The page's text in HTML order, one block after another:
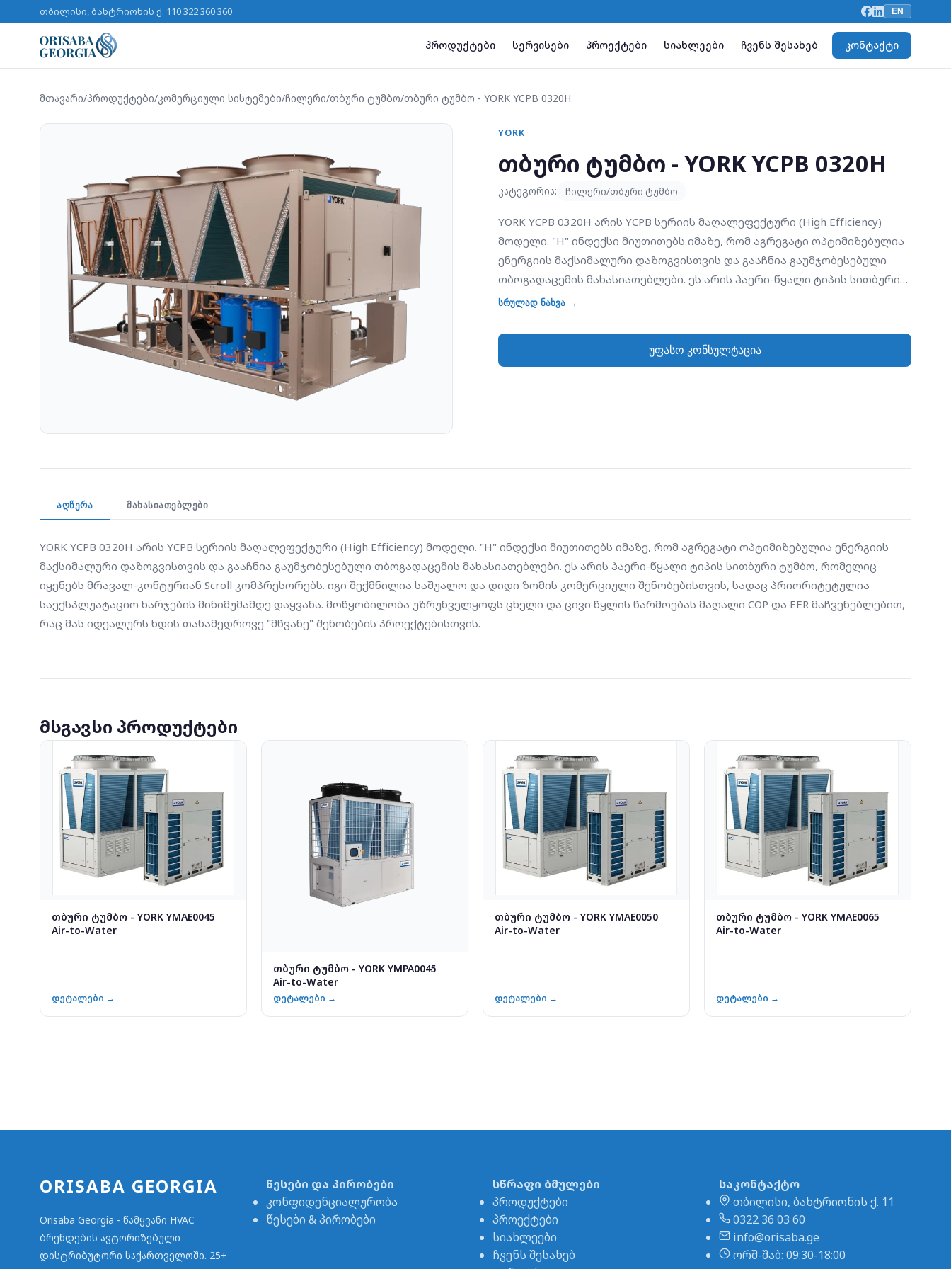
თბილისი, ბახტრიონის ქ. 110 322 360 360 EN
პროდუქტები სერვისები პროექტები სიახლეები ჩვენს შესახებ კონტაქტი
მთავარი/პროდუქტები/კომერციული სისტემები/ჩილერი/თბური ტუმბო/თბური ტუმბო - YORK YCPB 0320H
YORK
თბური ტუმბო - YORK YCPB 0320H
კატეგორია: ჩილერი/თბური ტუმბო
YORK YCPB 0320H არის YCPB სერიის მაღალეფექტური (High Efficiency)
მოდელი. "H" ინდექსი მიუთითებს იმაზე, რომ აგრეგატი ოპტიმიზებულია
ენერგიის მაქსიმალური დაზოგვისთვის და გააჩნია გაუმჯობესებული
თბოგადაცემის მახასიათებლები. ეს არის ჰაერი-წყალი ტიპის სითბური
ტუმბო, რომელიც იყენებს მრავალ-კონტურიან Scroll კომპრესორებს. იგი
სადაც პრიორიტეტულია საექსპლუატაციო ხარჯების მინიმუმამდე
დაყვანა. მოწყობილობა უზრუნველყოფს ცხელი და ცივი წყლის
სრულად ნახვა →
უფასო კონსულტაცია
ᲐᲦᲬᲔᲠᲐ ᲛᲐᲮᲐᲡᲘᲐᲗᲔᲑᲚᲔᲑᲘ
YORK YCPB 0320H არის YCPB სერიის მაღალეფექტური (High Efficiency) მოდელი. "H" ინდექსი მიუთითებს იმაზე, რომ აგრეგატი ოპტიმიზებულია ენერგიის
მაქსიმალური დაზოგვისთვის და გააჩნია გაუმჯობესებული თბოგადაცემის მახასიათებლები. ეს არის ჰაერი-წყალი ტიპის სითბური ტუმბო, რომელიც
იყენებს მრავალ-კონტურიან Scroll კომპრესორებს. იგი შექმნილია საშუალო და დიდი ზომის კომერციული შენობებისთვის, სადაც პრიორიტეტულია
საექსპლუატაციო ხარჯების მინიმუმამდე დაყვანა. მოწყობილობა უზრუნველყოფს ცხელი და ცივი წყლის წარმოებას მაღალი COP და EER მაჩვენებლებით,
რაც მას იდეალურს ხდის თანამედროვე "მწვანე" შენობების პროექტებისთვის.
მსგავსი პროდუქტები
თბური ტუმბო - YORK YMAE0045
Air-to-Water
დეტალები →
თბური ტუმბო - YORK YMPA0045
Air-to-Water
დეტალები →
თბური ტუმბო - YORK YMAE0050
Air-to-Water
დეტალები →
თბური ტუმბო - YORK YMAE0065
Air-to-Water
დეტალები →
ORISABA GEORGIA
Orisaba Georgia - წამყვანი HVAC
ბრენდების ავტორიზებული
დისტრიბუტორი საქართველოში. 25+
წესები და პირობები
კონფიდენციალურობა
წესები & პირობები
სწრაფი ბმულები
პროდუქტები
პროექტები
სიახლეები
ჩვენს შესახებ
საკონტაქტო
თბილისი, ბახტრიონის ქ. 11
0322 36 03 60
info@orisaba.ge
ორშ-შაბ: 09:30-18:00